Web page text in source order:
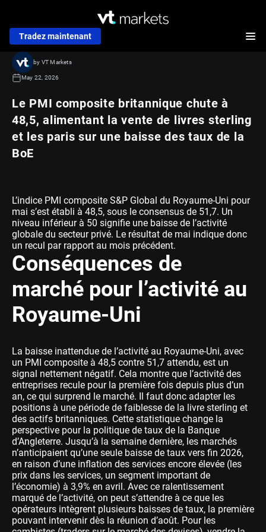
Tradez maintenant
Le PMI composite britannique chute à
48,5, alimentant la vente de livres sterling
et les paris sur une baisse des taux de la
BoE
by VT Markets
May 22, 2026
L’indice PMI composite S&P Global du Royaume-Uni pour
mai s’est établi à 48,5, sous le consensus de 51,7. Un
niveau inférieur à 50 signifie une baisse de l’activité
globale du secteur privé. Le résultat de mai indique donc
un recul par rapport au mois précédent.
Conséquences de
marché pour l’activité au
Royaume-Uni
La baisse inattendue de l’activité au Royaume-Uni, avec
un PMI composite à 48,5 contre 51,7 attendu, est un
signal nettement négatif. Cela montre que l’activité des
entreprises recule pour la première fois depuis plus d’un
an, ce qui surprend le marché. Il faut donc adapter les
positions à une période de faiblesse de la livre sterling et
des actifs britanniques. Cette statistique change la
perspective pour la politique de taux de la Banque
d’Angleterre. Jusqu’à la semaine dernière, les marchés
n’anticipaient qu’une seule baisse de taux vers fin 2026,
en raison d’une inflation des services encore élevée (les
prix dans les services, un segment important de
l’économie) à 3,9% en avril. Avec ce ralentissement
marqué de l’activité, on peut s’attendre à ce que les
opérateurs intègrent plusieurs baisses de taux, la première
pouvant intervenir dès la réunion d’août. Pour les